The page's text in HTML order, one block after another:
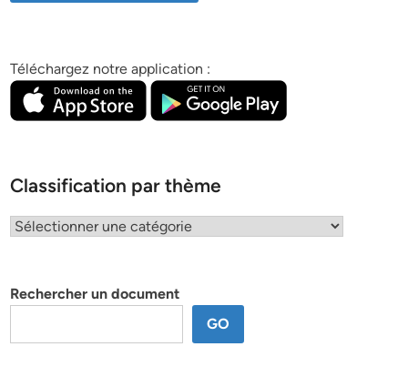
Téléchargez notre application :
Classification par thème
Classification
Rechercher un document
GO